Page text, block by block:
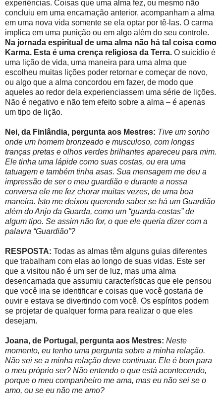
experiências. Coisas que uma alma fez, ou mesmo não
concluiu em uma encarnação anterior, acompanham a alma
em uma nova vida somente se ela optar por tê-las. O carma
implica em uma punição ou em algo além do seu controle.
Na jornada espiritual de uma alma não há tal coisa como
Karma. Esta é uma crença religiosa da Terra. O suicídio é
uma lição de vida, uma maneira para uma alma que
escolheu muitas lições poder retornar e começar de novo,
ou algo que a alma concordou em fazer, de modo que
aqueles ao redor dela experienciassem uma série de lições.
Não é negativo e não tem efeito sobre a alma – é apenas
um tipo de lição.
Nei, da Finlândia, pergunta aos Mestres: Tive um sonho
onde um homem bronzeado e musculoso, com longas
tranças pretas e olhos verdes brilhantes apareceu para mim.
Ele tinha uma lápide como suas costas, ou era uma
tatuagem e também tinha asas. Sua mensagem me deu a
impressão de ser o meu guardião e durante a nossa
conversa ele me fez chorar muitas vezes, de uma boa
maneira. Isto me deixou querendo saber se há um Guardião
além do Anjo da Guarda, como um “guarda-costas” de
algum tipo. Se assim não for, o que ele queria dizer com a
palavra “Guardião”?
RESPOSTA: Todas as almas têm alguns guias diferentes
que trabalham com elas ao longo de suas vidas. Este ser
que a visitou não é um ser de luz, mas uma alma
desencarnada que assumiu características que ele pensou
que você iria se identificar e coisas que você gostaria de
ouvir e estava se divertindo com você. Os espíritos podem
se projetar de qualquer forma para realizar o que eles
desejam.
Joana, de Portugal, pergunta aos Mestres: Neste
momento, eu tenho uma pergunta sobre a minha relação.
Não sei se a minha relação deve continuar. Ele é bom para
o meu próprio ser? Não entendo o que está acontecendo,
porque o meu companheiro me ama, mas eu não sei se o
amo, ou se eu não me amo?